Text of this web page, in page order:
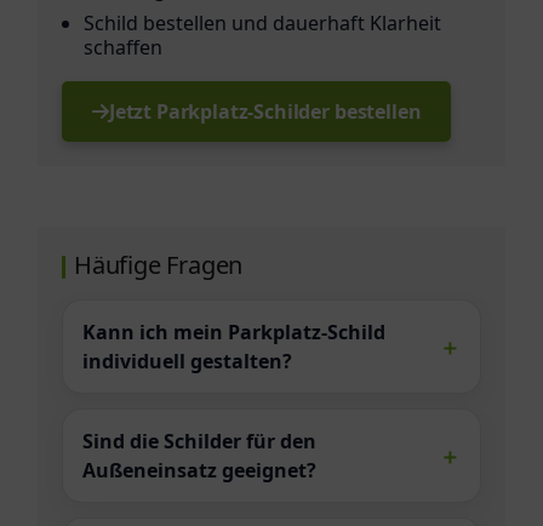
Schild bestellen und dauerhaft Klarheit
schaffen
Jetzt Parkplatz-Schilder bestellen
Häufige Fragen
Kann ich mein Parkplatz-Schild
individuell gestalten?
Sind die Schilder für den
Außeneinsatz geeignet?